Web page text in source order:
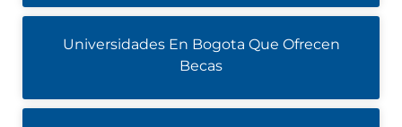
Universidades En Bogota Que Ofrecen
Becas